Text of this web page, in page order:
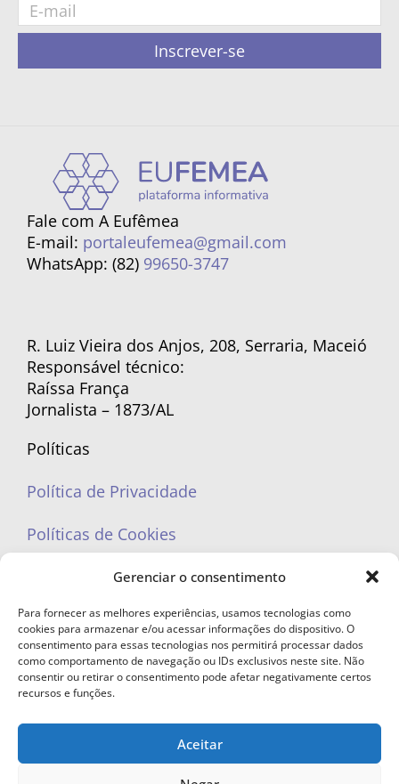
Gerenciar o consentimento
Para fornecer as melhores experiências, usamos tecnologias como
cookies para armazenar e/ou acessar informações do dispositivo. O
consentimento para essas tecnologias nos permitirá processar dados
como comportamento de navegação ou IDs exclusivos neste site. Não
consentir ou retirar o consentimento pode afetar negativamente certos
recursos e funções.
Aceitar
Inscrever-se
Fale com A Eufêmea
E-mail: portaleufemea@gmail.com
WhatsApp: (82) 99650-3747
R. Luiz Vieira dos Anjos, 208, Serraria, Maceió
Responsável técnico:
Raíssa França
Jornalista – 1873/AL
Políticas
Política de Privacidade
Políticas de Cookies
portaleufemea@gmail.com
© Copyright 2023 - Todos os direitos reservados. Proibida cópia total ou
parcial sem autorização.